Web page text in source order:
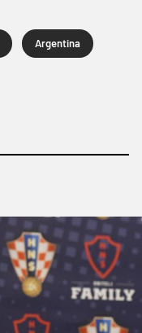
Argentina